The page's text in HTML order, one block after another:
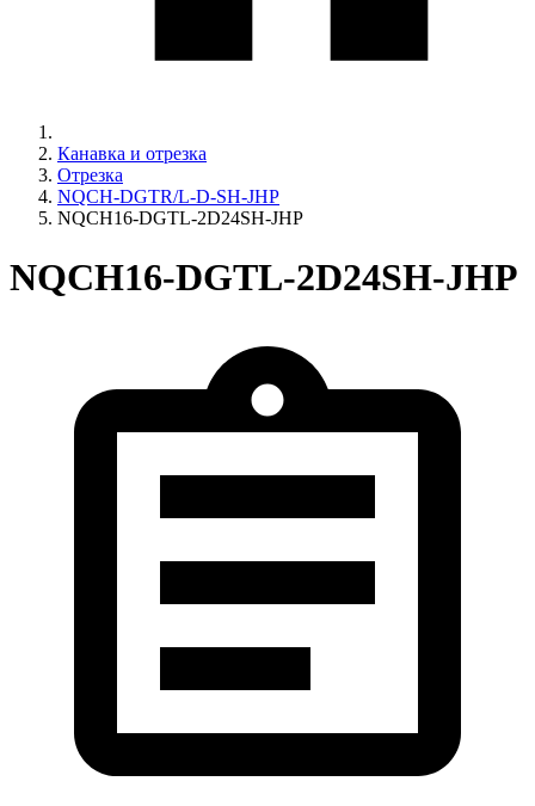
Канавка и отрезка
Отрезка
NQCH-DGTR/L-D-SH-JHP
NQCH16-DGTL-2D24SH-JHP
NQCH16-DGTL-2D24SH-JHP